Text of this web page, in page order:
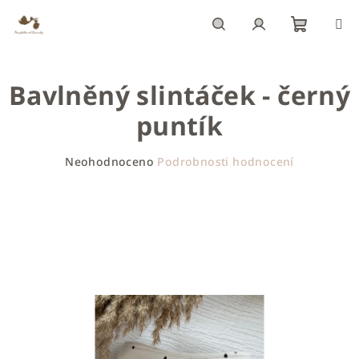
obsah
košík
Bavlněný slintáček - černý
puntík
Neohodnoceno Podrobnosti hodnocení